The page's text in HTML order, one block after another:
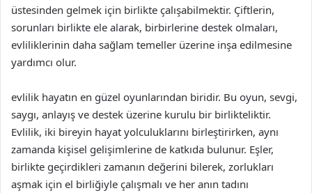
üstesinden gelmek için birlikte çalışabilmektir. Çiftlerin,
sorunları birlikte ele alarak, birbirlerine destek olmaları,
evliliklerinin daha sağlam temeller üzerine inşa edilmesine
yardımcı olur.
evlilik hayatın en güzel oyunlarından biridir. Bu oyun, sevgi,
saygı, anlayış ve destek üzerine kurulu bir birlikteliktir.
Evlilik, iki bireyin hayat yolculuklarını birleştirirken, aynı
zamanda kişisel gelişimlerine de katkıda bulunur. Eşler,
birlikte geçirdikleri zamanın değerini bilerek, zorlukları
aşmak için el birliğiyle çalışmalı ve her anın tadını